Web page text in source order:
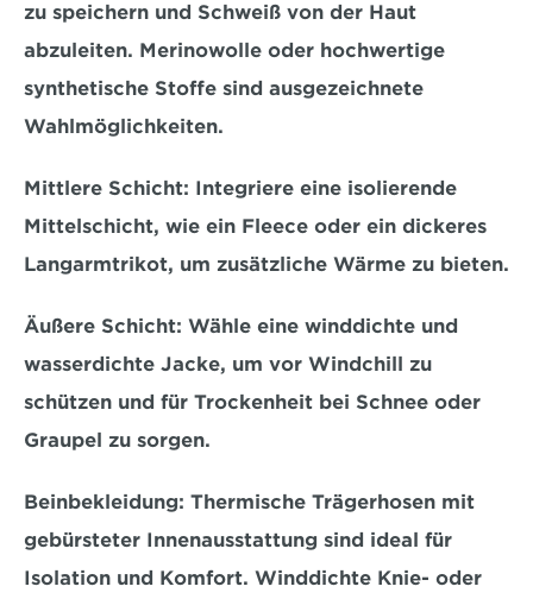
zu speichern und Schweiß von der Haut
abzuleiten. Merinowolle oder hochwertige
synthetische Stoffe sind ausgezeichnete
Wahlmöglichkeiten.
Mittlere Schicht: Integriere eine isolierende
Mittelschicht, wie ein Fleece oder ein dickeres
Langarmtrikot, um zusätzliche Wärme zu bieten.
Äußere Schicht: Wähle eine winddichte und
wasserdichte Jacke, um vor Windchill zu
schützen und für Trockenheit bei Schnee oder
Graupel zu sorgen.
Beinbekleidung:
gebürsteter Innenausstattung sind ideal für
Isolation und Komfort. Winddichte Knie- oder